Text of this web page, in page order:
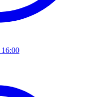
16:00